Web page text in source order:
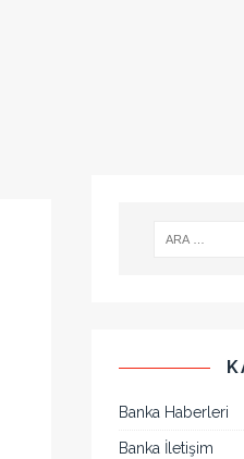
Banka Haberleri
Banka İletişim